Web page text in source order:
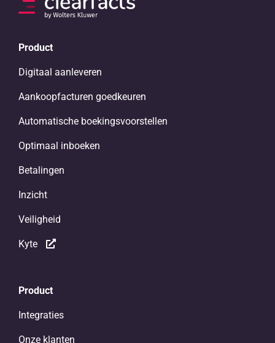
Product
Digitaal aanleveren
Aankoopfacturen goedkeuren
Automatische boekingsvoorstellen
Optimaal inboeken
Betalingen
Inzicht
Veiligheid
Kyte
Product
Integraties
Onze klanten